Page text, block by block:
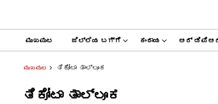
ಮುಖಪುಟ ಜಿಲ್ಲೆಯ ಬಗ್ಗೆ ಕಂದಾಯ ಆರ್
ಮುಖಪುಟ ತಿಕೋಟಾ ತಾಲ್ಲೂಕ
ತಿಕೋಟಾ ತಾಲ್ಲೂಕ